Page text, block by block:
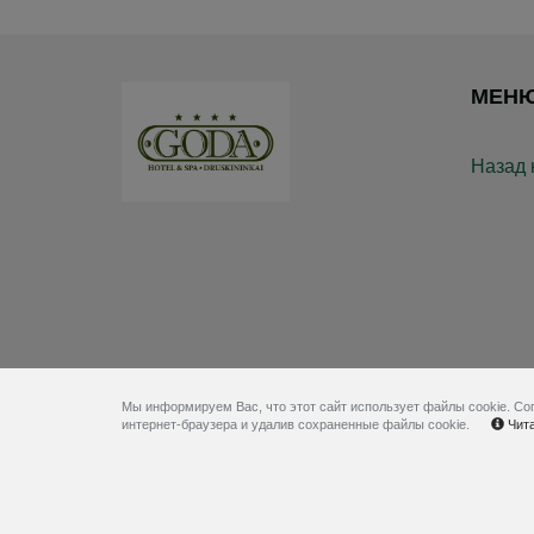
Назад
Гостиница GODA- система online
Мы информируем Вас, что этот сайт использует файлы cookie.
интернет-браузера и удалив сохраненные файлы cookie.